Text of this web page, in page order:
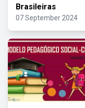
Brasileiras
07 September 2024